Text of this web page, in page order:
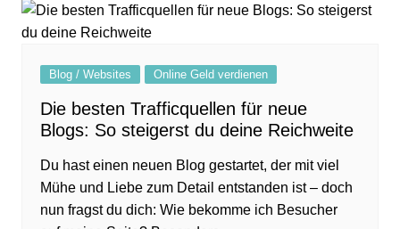
Blog / Websites Online Geld verdienen
Die besten Trafficquellen für neue
Blogs: So steigerst du deine Reichweite
Du hast einen neuen Blog gestartet, der mit viel
Mühe und Liebe zum Detail entstanden ist – doch
nun fragst du dich: Wie bekomme ich Besucher